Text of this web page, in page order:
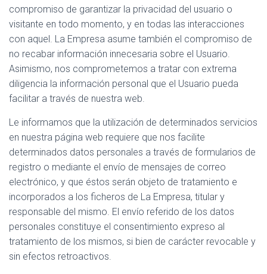
compromiso de garantizar la privacidad del usuario o
visitante en todo momento, y en todas las interacciones
con aquel. La Empresa asume también el compromiso de
no recabar información innecesaria sobre el Usuario.
Asimismo, nos comprometemos a tratar con extrema
diligencia la información personal que el Usuario pueda
facilitar a través de nuestra web.
Le informamos que la utilización de determinados servicios
en nuestra página web requiere que nos facilite
determinados datos personales a través de formularios de
registro o mediante el envío de mensajes de correo
electrónico, y que éstos serán objeto de tratamiento e
incorporados a los ficheros de La Empresa, titular y
responsable del mismo. El envío referido de los datos
personales constituye el consentimiento expreso al
tratamiento de los mismos, si bien de carácter revocable y
sin efectos retroactivos.